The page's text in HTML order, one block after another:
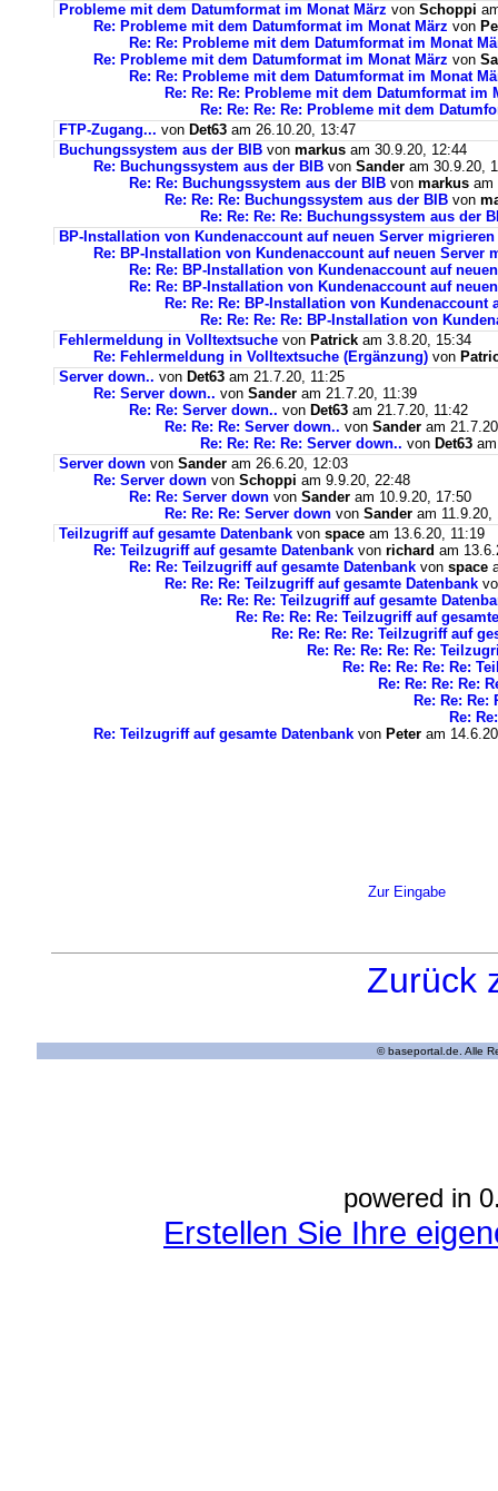
Probleme mit dem Datumformat im Monat März von Schoppi
Re: Probleme mit dem Datumformat im Monat März von
Re: Re: Probleme mit dem Datumformat im Monat
Re: Probleme mit dem Datumformat im Monat März von
Re: Re: Probleme mit dem Datumformat im Monat
Re: Re: Re: Probleme mit dem Datumformat im
Re: Re: Re: Re: Probleme mit dem
FTP-Zugang... von Det63 am 26.10.20, 13:47
Buchungssystem aus der BIB von markus am 30.9.20, 12:44
Re: Buchungssystem aus der BIB von Sander am 30.9.20,
Re: Re: Buchungssystem aus der BIB von markus am
Re: Re: Re: Buchungssystem aus der BIB von
Re: Re: Re: Re: Buchungssystem aus der
BP-Installation von Kundenaccount auf neuen Server migrieren
Re: BP-Installation von Kundenaccount auf neuen Server
Re: Re: BP-Installation von Kundenaccount auf
Re: Re: BP-Installation von Kundenaccount auf
Re: Re: Re: BP-Installation von Kundenaccount
Re: Re: Re: Re: BP-Installation von
Fehlermeldung in Volltextsuche von Patrick am 3.8.20, 15:34
Re: Fehlermeldung in Volltextsuche (Ergänzung) von
Server down.. von Det63 am 21.7.20, 11:25
Re: Server down.. von Sander am 21.7.20, 11:39
Re: Re: Server down.. von Det63 am 21.7.20, 11:42
Re: Re: Re: Server down.. von Sander am
Re: Re: Re: Re: Server down.. von Det63
Server down von Sander am 26.6.20, 12:03
Re: Server down von Schoppi am 9.9.20, 22:48
Re: Re: Server down von Sander am 10.9.20, 17:50
Re: Re: Re: Server down von Sander am 11.9.20,
Teilzugriff auf gesamte Datenbank von space am 13.6.20, 11:19
Re: Teilzugriff auf gesamte Datenbank von richard am
Re: Re: Teilzugriff auf gesamte Datenbank von space
Re: Re: Re: Teilzugriff auf gesamte Datenbank
Re: Re: Re: Teilzugriff auf gesamte
Re: Re: Re: Re: Teilzugriff auf
Re: Re: Re: Re: Teilzugriff auf
Re: Re: Re: Re: Re:
Re: Re: Re: Re: Re:
Re: Re: Re: Re:
Re: Re: Re:
Re:
Re: Teilzugriff auf gesamte Datenbank von Peter am
Zur Eingabe
Zurück
© baseportal.de. Alle
powered in
Erstellen Sie Ihre